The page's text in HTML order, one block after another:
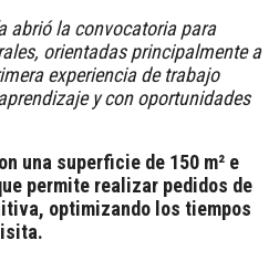
abrió la convocatoria para
orientadas principalmente a
experiencia de trabajo
y con oportunidades
una superficie de 150 m² e
permite realizar pedidos de
optimizando los tiempos